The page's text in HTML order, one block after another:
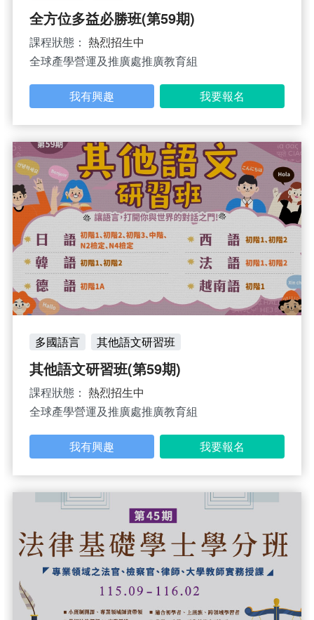
全方位多益必勝班(第59期)
課程狀態： 熱烈招生中
全球產學營運及推廣處推廣教育組
我有興趣 我要報名
多國語言 其他語文研習班
其他語文研習班(第59期)
課程狀態： 熱烈招生中
全球產學營運及推廣處推廣教育組
我有興趣 我要報名